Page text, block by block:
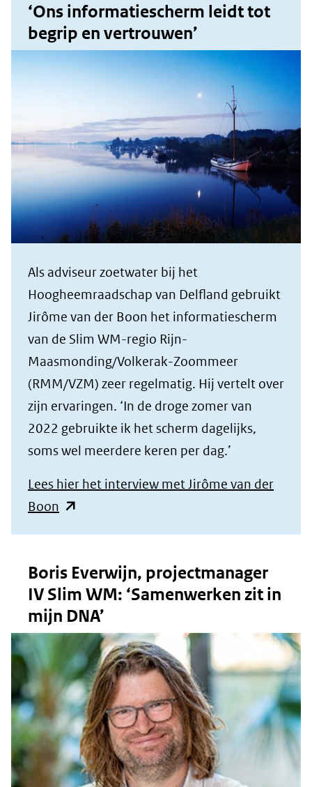
‘Ons informatiescherm leidt tot
begrip en vertrouwen’
Als adviseur zoetwater bij het
Hoogheemraadschap van Delfland gebruikt
Jirôme van der Boon het informatiescherm
van de Slim WM-regio Rijn-
Maasmonding/Volkerak-Zoommeer
(RMM/VZM) zeer regelmatig. Hij vertelt over
zijn ervaringen. ‘In de droge zomer van
2022 gebruikte ik het scherm dagelijks,
soms wel meerdere keren per dag.’
Lees hier het interview met Jirôme van der
Boon (opent
venster)
(verwijst
naar
een
andere
website)
Boris Everwijn, projectmanager
IV Slim WM: ‘Samenwerken zit in
mijn DNA’